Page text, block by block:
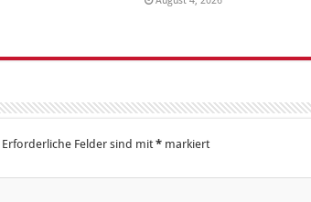
Erforderliche Felder sind mit* markiert